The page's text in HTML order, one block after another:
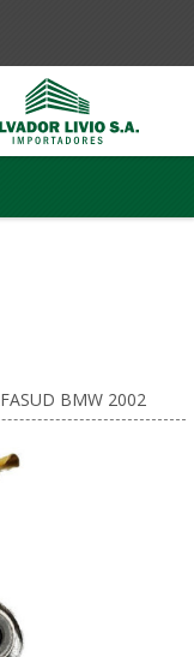
BMW 2002